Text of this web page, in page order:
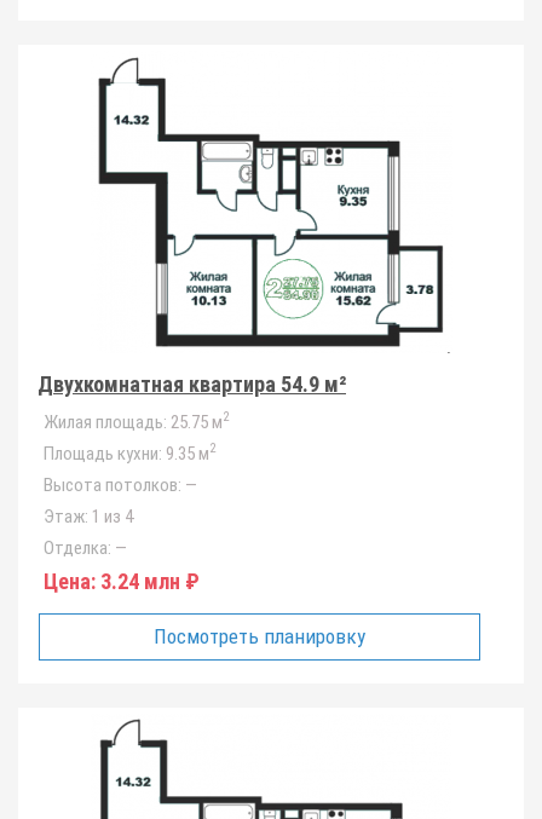
Двухкомнатная квартира 54.9 м²
Жилая площадь: 25.75 м2
Площадь кухни: 9.35 м2
Высота потолков: —
Этаж: 1 из 4
Отделка: —
Цена: 3.24 млн ₽
Посмотреть планировку